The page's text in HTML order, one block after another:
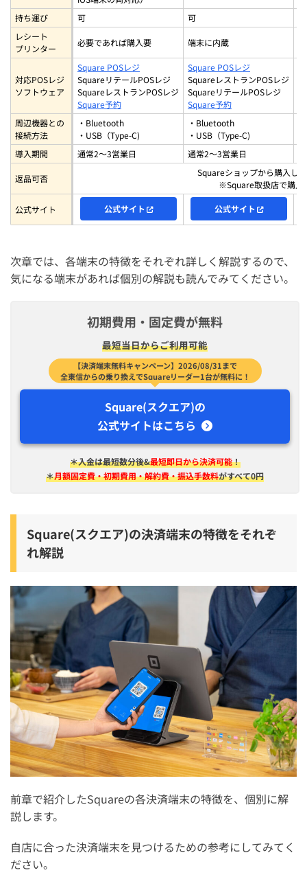
それでも解決しなければヘルプセンターかサポート窓口へ
Square(スクエア)の決済端末に関するよくある質問
Square(スクエア)の決済端末のクレジットカード決済のや
り方は？
Square(スクエア)の評判が良くて人気の決済端末はどれ？
Square(スクエア)端末の対応機種でおすすめのタブレット
Square(スクエア)端末ごとに決済手数料は異なる？
決済端末ランキング上位のSquare(スクエア)端末は？
Square(スクエア)の決済端末はレンタルできる？
まとめ：Square(スクエア)の決済端末を徹底比較【購入
持ち運び
可 可
レシート
プリンター
必要であれば購入要 端末に内蔵
対応POSレジ
ソフトウェア
Square POSレジ
SquareリテールPOSレジ
SquareレストランPOSレジ
Square予約
Square POSレジ
SquareレストランPOSレジ
SquareリテールPOSレジ
Square予約
周辺機器との
接続方法
・Bluetooth
・USB（Type-C)
・Bluetooth
・USB（Type-C)
導入期間
通常2～3営業日 通常2～3営業日
返品可否
Squareショップから購入し
※Square取扱店で購入
公式サイト 公式サイト 公式サイト
次章では、各端末の特徴をそれぞれ詳しく解説するので、
気になる端末があれば個別の解説も読んでみてください。
初期費用・固定費が無料
最短​当日から​ご利用可能
【決済端末無料キャンペーン】2026/08/31まで
全東信からの乗り換えでSquareリーダー1台が無料に！
Square(スクエア)の
公式サイトはこちら
＊入金は​最短​数分後&最短即日から決済可能！
＊月額固定費・初期費用・解約費・振込手数料がすべて0円
Square(スクエア)の決済端末の特徴をそれぞ
れ解説
前章で紹介したSquareの各決済端末の特徴を、個別に解
説します。
自店に合った決済端末を見つけるための参考にしてみてく
ださい。